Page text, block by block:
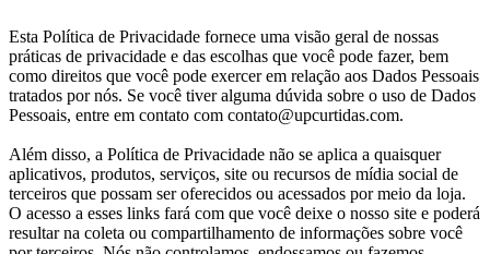
Esta Política de Privacidade fornece uma visão geral de nossas
práticas de privacidade e das escolhas que você pode fazer, bem
como direitos que você pode exercer em relação aos Dados Pessoais
tratados por nós. Se você tiver alguma dúvida sobre o uso de Dados
Pessoais, entre em contato com contato@upcurtidas.com.
Além disso, a Política de Privacidade não se aplica a quaisquer
aplicativos, produtos, serviços, site ou recursos de mídia social de
terceiros que possam ser oferecidos ou acessados por meio da loja.
O acesso a esses links fará com que você deixe o nosso site e poderá
resultar na coleta ou compartilhamento de informações sobre você